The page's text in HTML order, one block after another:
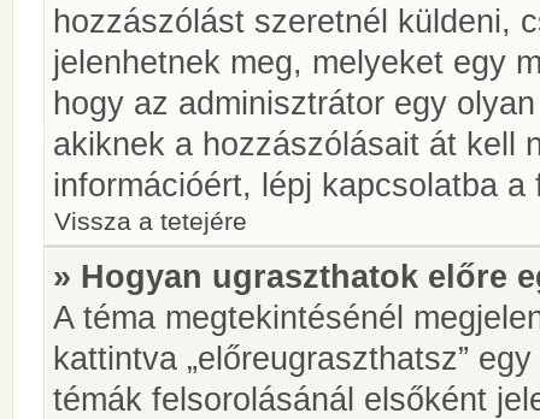
hozzászólást szeretnél küldeni,
jelenhetnek meg, melyeket egy
hogy az adminisztrátor egy
akiknek a hozzászólásait át kell
információért, lépj kapcsolatba
Vissza a tetejére
» Hogyan ugraszthatok előre
A téma megtekintésénél
kattintva „előreugraszthatsz”
témák felsorolásánál elsőként